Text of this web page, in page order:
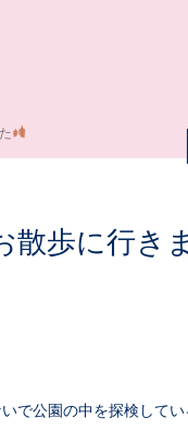
散歩に行き
で公園の中を探検して